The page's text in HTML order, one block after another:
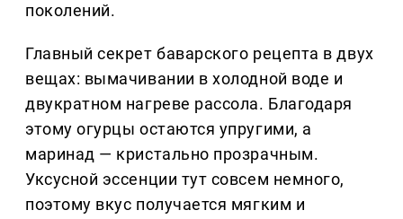
поколений.
Главный секрет баварского рецепта в двух
вещах: вымачивании в холодной воде и
двукратном нагреве рассола. Благодаря
этому огурцы остаются упругими, а
маринад — кристально прозрачным.
Уксусной эссенции тут совсем немного,
поэтому вкус получается мягким и